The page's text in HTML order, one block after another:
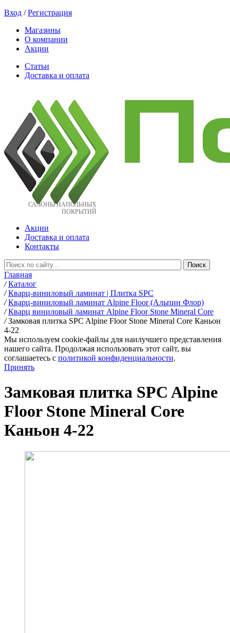
Вход /Регистрация
Магазины
О компании
Акции
Статьи
Доставка и оплата
САЛОНЫ НАПОЛЬНЫХ
ПОКРЫТИЙ
Акции
Доставка и оплата
Контакты
Главная
/ Каталог
/ Кварц-виниловый ламинат | Плитка SPC
/ Кварц-виниловый ламинат Alpine Floor (Альпин Флор)
/ Кварц виниловый ламинат Alpine Floor Stone Mineral Core
/ Замковая плитка SPC Alpine Floor Stone Mineral Core Каньон
4-22
Мы используем cookie-файлы для наилучшего представления
нашего сайта. Продолжая использовать этот сайт, вы
соглашаетесь c политикой конфиденциальности.
Принять
Замковая плитка SPC Alpine
Floor Stone Mineral Core
Каньон 4-22